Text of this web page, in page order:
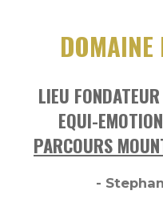
DOMAINE
LIEU
EQUI-
PARCOURS
-